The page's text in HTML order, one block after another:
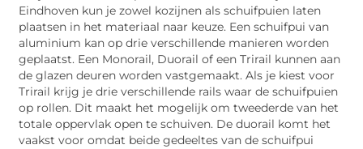
Eindhoven kun je zowel kozijnen als schuifpuien laten
plaatsen in het materiaal naar keuze. Een schuifpui van
aluminium kan op drie verschillende manieren worden
geplaatst. Een Monorail, Duorail of een Trirail kunnen aan
de glazen deuren worden vastgemaakt. Als je kiest voor
Trirail krijg je drie verschillende rails waar de schuifpuien
op rollen. Dit maakt het mogelijk om tweederde van het
totale oppervlak open te schuiven. De duorail komt het
vaakst voor omdat beide gedeeltes van de schuifpui